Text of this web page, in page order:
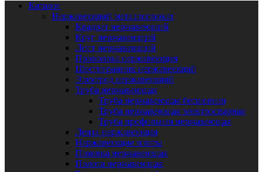
Каталог
Нержавеющий металлопрокат
Квадрат нержавеющий
Круг нержавеющий
Лист нержавеющий
Проволока нержавеющая
Шестигранник нержавеющий
Электрод нержавеющий
Труба нержавеющая
Труба нержавеющая бесшовная
Труба нержавеющая электросварная
Труба профильная нержавеющая
Лента нержавеющая
Нержавеющие плиты
Поковка нержавеющая
Полоса нержавеющая